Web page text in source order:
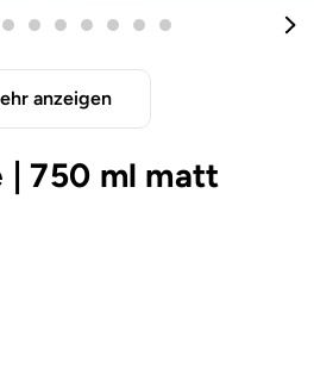
anzeigen
750 ml matt